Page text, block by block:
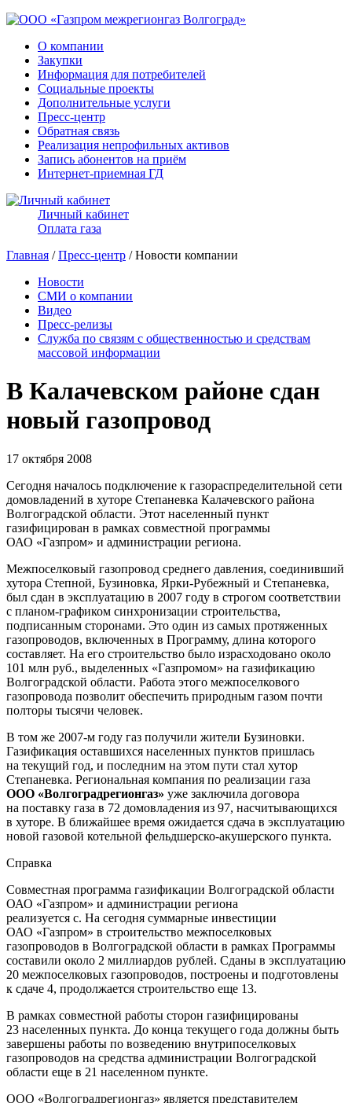
О компании
Закупки
Информация для потребителей
Социальные проекты
Дополнительные услуги
Пресс-центр
Обратная связь
Реализация непрофильных активов
Запись абонентов на приём
Интернет-приемная ГД
Личный кабинет
Оплата газа
Главная /Пресс-центр / Новости компании
Новости
СМИ о компании
Видео
Пресс-релизы
Служба по связям с общественностью и средствам
массовой информации
В Калачевском районе сдан
новый газопровод
17 октября 2008
Сегодня началось подключение к газораспределительной сети
домовладений в хуторе Степаневка Калачевского района
Волгоградской области. Этот населенный пункт
газифицирован в рамках совместной программы
ОАО «Газпром» и администрации региона.
Межпоселковый газопровод среднего давления, соединивший
хутора Степной, Бузиновка, Ярки-Рубежный и Степаневка,
был сдан в эксплуатацию в 2007 году в строгом соответствии
с планом-графиком синхронизации строительства,
подписанным сторонами. Это один из самых протяженных
газопроводов, включенных в Программу, длина которого
составляет. На его строительство было израсходовано около
101 млн руб., выделенных «Газпромом» на газификацию
Волгоградской области. Работа этого межпоселкового
газопровода позволит обеспечить природным газом почти
полторы тысячи человек.
В том же 2007-м году газ получили жители Бузиновки.
Газификация оставшихся населенных пунктов пришлась
на текущий год, и последним на этом пути стал хутор
Степаневка. Региональная компания по реализации газа
ООО «Волгоградрегионгаз» уже заключила договора
на поставку газа в 72 домовладения из 97, насчитывающихся
в хуторе. В ближайшее время ожидается сдача в эксплуатацию
новой газовой котельной фельдшерско-акушерского пункта.
Справка
Совместная программа газификации Волгоградской области
ОАО «Газпром» и администрации региона
реализуется с. На сегодня суммарные инвестиции
ОАО «Газпром» в строительство межпоселковых
газопроводов в Волгоградской области в рамках Программы
составили около 2 миллиардов рублей. Сданы в эксплуатацию
20 межпоселковых газопроводов, построены и подготовлены
к сдаче 4, продолжается строительство еще 13.
В рамках совместной работы сторон газифицированы
23 населенных пункта. До конца текущего года должны быть
завершены работы по возведению внутрипоселковых
газопроводов на средства администрации Волгоградской
области еще в 21 населенном пункте.
ООО «Волгоградрегионгаз» является представителем